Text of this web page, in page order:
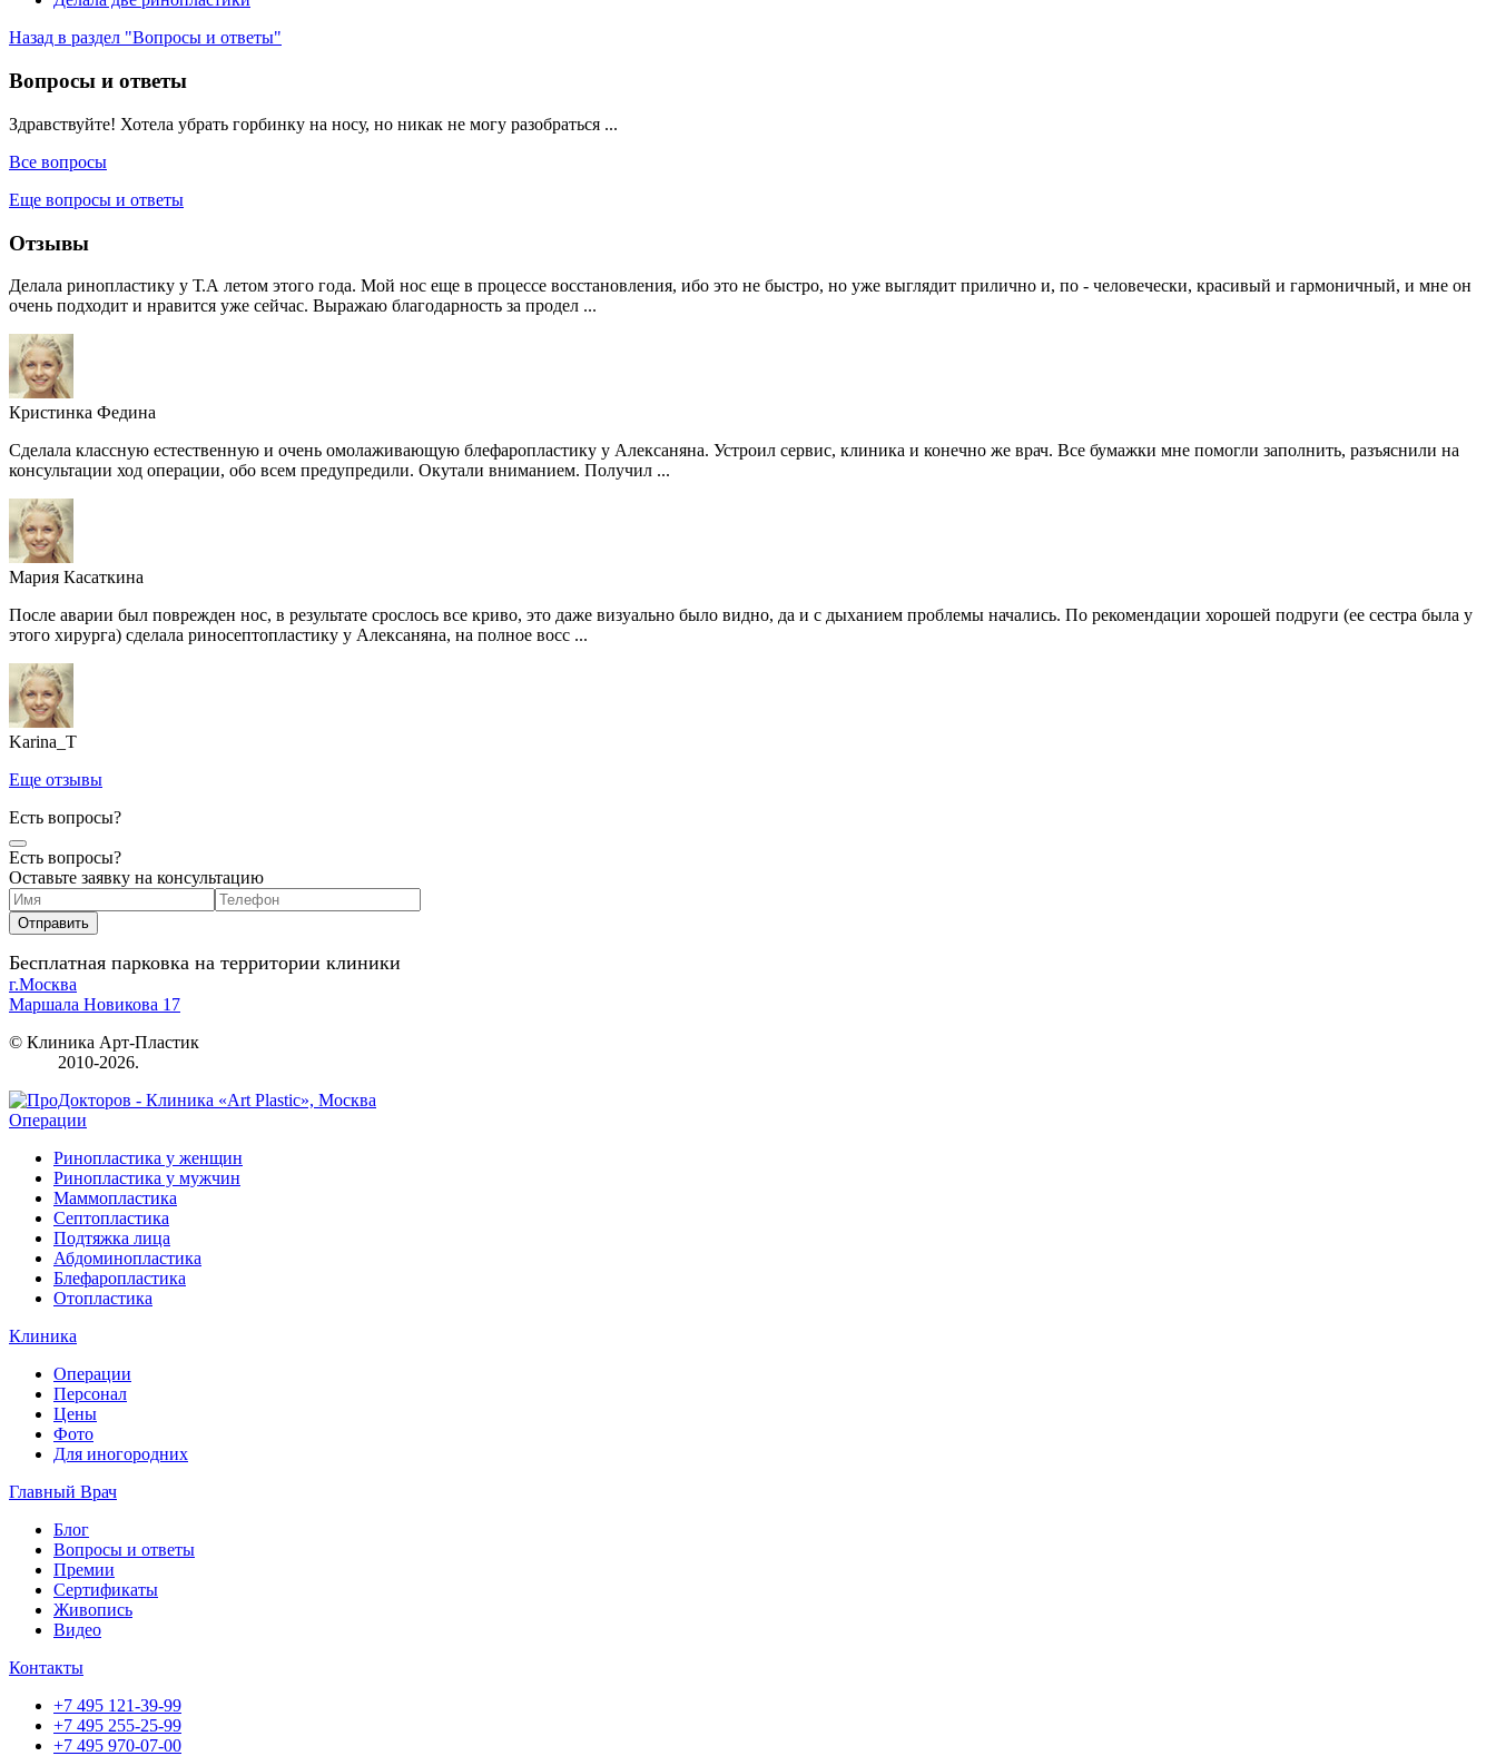
Назад в раздел "Вопросы и ответы"
Вопросы и ответы
Здравствуйте! Хотела убрать горбинку на носу, но никак не могу разобраться ...
Все вопросы
Еще вопросы и ответы
Отзывы
Делала ринопластику у Т.А летом этого года. Мой нос еще в процессе восстановления, ибо это не быстро, но уже выглядит прилично и, по - человечески, красивый и гармоничный, и мне он
очень подходит и нравится уже сейчас. Выражаю благодарность за продел ...
Кристинка Федина
Сделала классную естественную и очень омолаживающую блефаропластику у Алексаняна. Устроил сервис, клиника и конечно же врач. Все бумажки мне помогли заполнить, разъяснили на
консультации ход операции, обо всем предупредили. Окутали вниманием. Получил ...
Мария Касаткина
После аварии был поврежден нос, в результате срослось все криво, это даже визуально было видно, да и с дыханием проблемы начались. По рекомендации хорошей подруги (ее сестра была у
этого хирурга) сделала риносептопластику у Алексаняна, на полное восс ...
Karina_T
Еще отзывы
Есть вопросы?
Есть вопросы?
Оставьте заявку на консультацию
Бесплатная парковка на территории клиники
г.Москва
Маршала Новикова 17
© Клиника Арт-Пластик
2010-2026.
Операции
Ринопластика у женщин
Ринопластика у мужчин
Маммопластика
Септопластика
Подтяжка лица
Абдоминопластика
Блефаропластика
Отопластика
Клиника
Операции
Персонал
Цены
Фото
Для иногородних
Главный Врач
Блог
Вопросы и ответы
Премии
Сертификаты
Живопись
Видео
Контакты
+7 495 121-39-99
+7 495 255-25-99
+7 495 970-07-00